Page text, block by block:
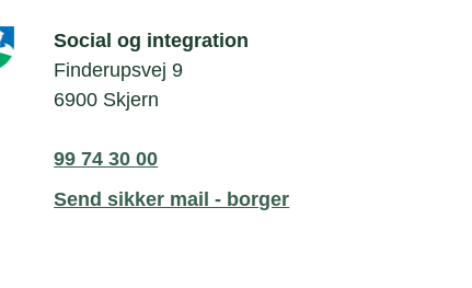
Social og integration
Finderupsvej 9
6900 Skjern
99 74 30 00
Send sikker mail - borger